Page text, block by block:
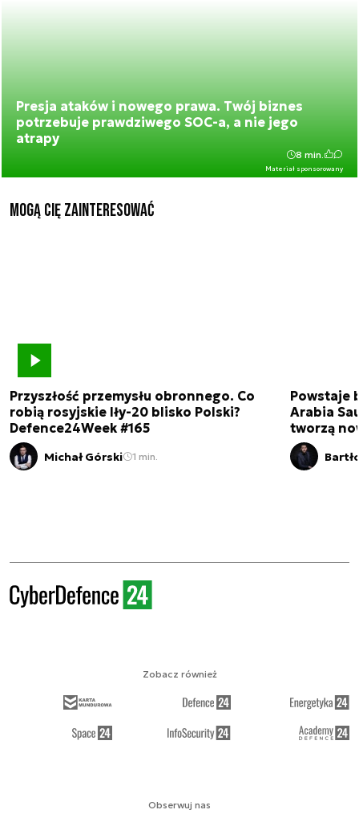
Presja ataków i nowego prawa. Twój biznes
potrzebuje prawdziwego SOC-a, a nie jego
atrapy
Materiał sponsorowany
8 min.
Mogą Cię zainteresować
Przyszłość przemysłu obronnego. Co
robią rosyjskie Iły-20 blisko Polski?
Defence24Week #165
Michał Górski 1 min.
Powstaje
Arabia
tworzą
Obserwuj nas
Zobacz również